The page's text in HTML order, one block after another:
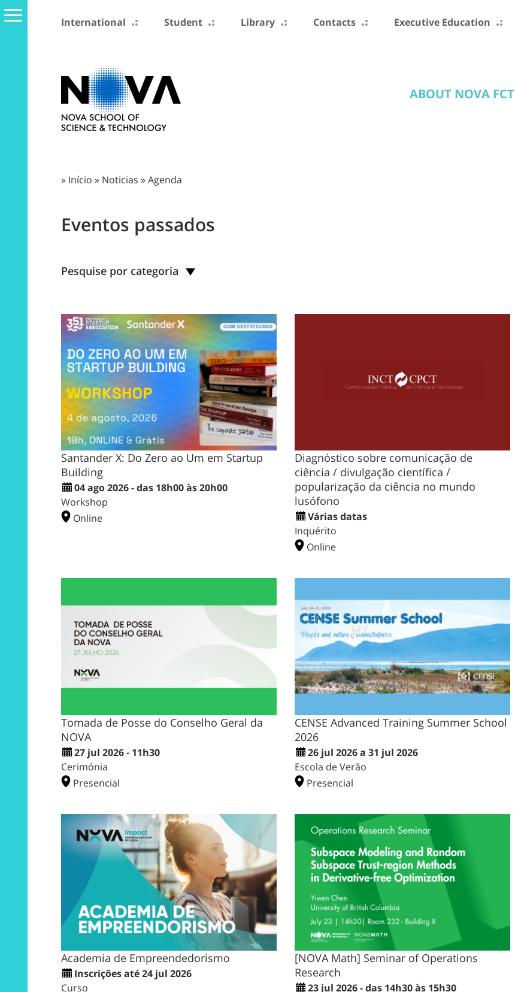
International Student Library Contacts Executive Education
ABOUT NOVA FCT
» Início » Noticias »Agenda
Eventos passados
Pesquise por categoria
Santander X: Do Zero ao Um em Startup
Building
04 ago 2026 - das 18h00 às 20h00
Workshop
Online
Diagnóstico sobre comunicação de
ciência / divulgação científica /
popularização da ciência no mundo
lusófono
Várias datas
Inquérito
Online
Tomada de Posse do Conselho Geral da
NOVA
27 jul 2026 - 11h30
Cerimónia
Presencial
CENSE Advanced Training Summer School
2026
26 jul 2026 a 31 jul 2026
Escola de Verão
Presencial
Academia de Empreendedorismo
Inscrições até 24 jul 2026
Curso
[NOVA Math] Seminar of Operations
Research
23 jul 2026 - das 14h30 às 15h30